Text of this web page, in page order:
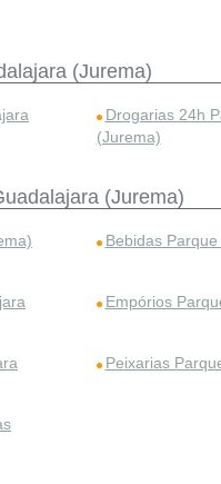
(Jurema)
Drogarias 24h
(Jurema)
(Jurema)
Bebidas
Empórios
Peixarias